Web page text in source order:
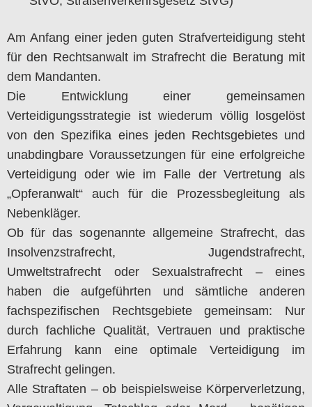
Am Anfang einer jeden guten Strafverteidigung steht
für den Rechtsanwalt im Strafrecht die Beratung mit
dem Mandanten.
Die Entwicklung einer gemeinsamen
Verteidigungsstrategie ist wiederum völlig losgelöst
von den Spezifika eines jeden Rechtsgebietes und
unabdingbare Voraussetzungen für eine erfolgreiche
Verteidigung oder wie im Falle der Vertretung als
„Opferanwalt“ auch für die Prozessbegleitung als
Nebenkläger.
Ob für das sogenannte allgemeine Strafrecht, das
Insolvenzstrafrecht, Jugendstrafrecht,
Umweltstrafrecht oder Sexualstrafrecht – eines
haben die aufgeführten und sämtliche anderen
fachspezifischen Rechtsgebiete gemeinsam: Nur
durch fachliche Qualität, Vertrauen und praktische
Erfahrung kann eine optimale Verteidigung im
Strafrecht gelingen.
Alle Straftaten – ob beispielsweise Körperverletzung,